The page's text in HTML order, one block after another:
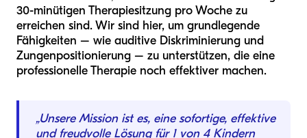
30-minütigen Therapiesitzung pro Woche zu
erreichen sind. Wir sind hier, um grundlegende
Fähigkeiten – wie auditive Diskriminierung und
Zungenpositionierung – zu unterstützen, die eine
professionelle Therapie noch effektiver machen.
„Unsere Mission ist es, eine sofortige, effektive
und freudvolle Lösung für 1 von 4 Kindern